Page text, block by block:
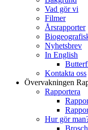
Vad gör vi
Filmer
Årsrapporter
Nyhetsbrev
In English
Kontakta oss
Övervakningen
Rapportera
Hur gör